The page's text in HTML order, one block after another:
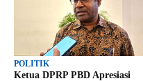
POLITIK
Ketua DPRP PBD Apresiasi